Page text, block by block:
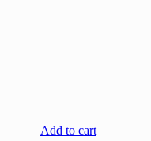
Add to cart